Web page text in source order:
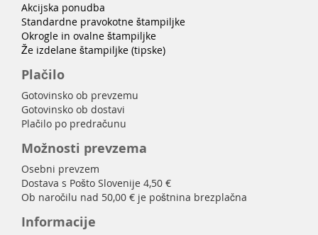
Akcijska ponudba
Standardne pravokotne štampiljke
Okrogle in ovalne štampiljke
Že izdelane štampiljke (tipske)
Plačilo
Gotovinsko ob prevzemu
Gotovinsko ob dostavi
Plačilo po predračunu
Možnosti prevzema
Osebni prevzem
Dostava s Pošto Slovenije 4,50 €
Ob naročilu nad 50,00 € je poštnina brezplačna
Informacije